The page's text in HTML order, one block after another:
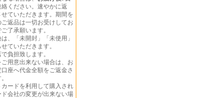
絡ください。速やかに返
ていただきます。期間を
返品は一切お受けしてお
了承願います。
は、「未開封」「未使用」
ていただきます。
負担致します。
ご用意出来ない場合は、お
座へ代金全額をご返金さ
カードを利用して購入され
ド会社の変更が出来ない場